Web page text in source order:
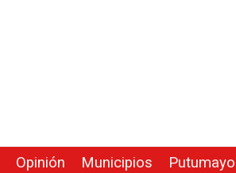
Opinión Municipios Putumayo